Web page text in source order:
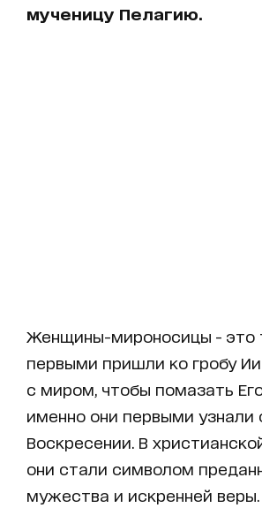
мученицу Пелагию.
Женщины-мироносицы - это
первыми пришли ко гробу
с миром, чтобы помазать
именно они первыми узнали
Воскресении. В
они стали символом
мужества и искренней